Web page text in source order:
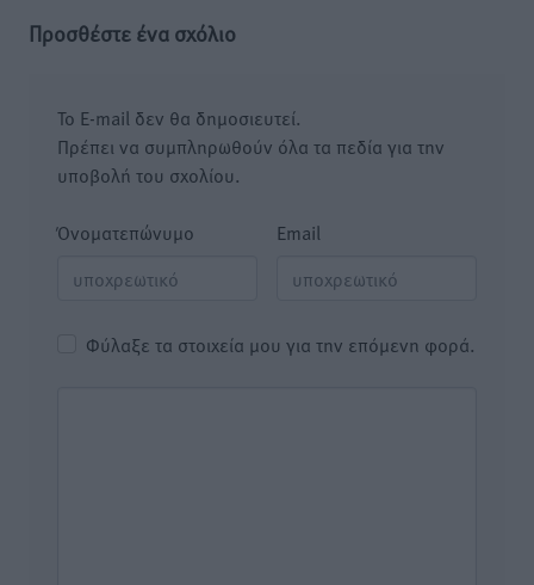
Προσθέστε ένα σχόλιο
Το E-mail δεν θα δημοσιευτεί.
Πρέπει να συμπληρωθούν όλα τα πεδία για την
υποβολή του σχολίου.
Όνοματεπώνυμο Email
Φύλαξε τα στοιχεία μου για την επόμενη φορά.